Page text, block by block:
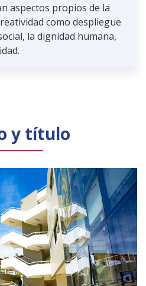
aspectos propios de la
como despliegue
la dignidad humana,
y título